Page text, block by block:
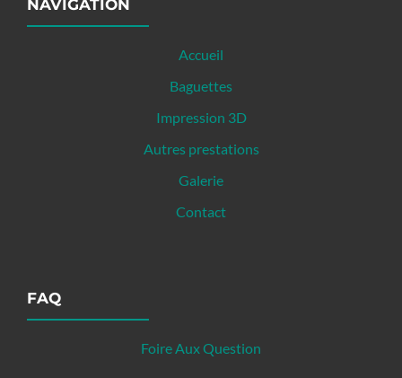
NAVIGATION
Accueil
Baguettes
Impression 3D
Autres prestations
Galerie
Contact
FAQ
Foire Aux Question